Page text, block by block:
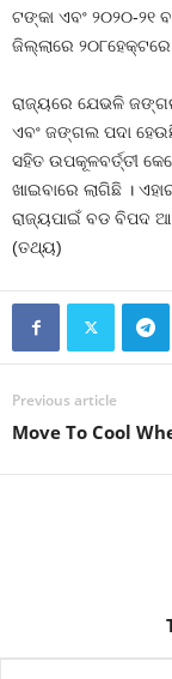
ଟଙ୍କା ଏବଂ ୨୦୨୦-୨୧
ଜିଲ୍ଲାରେ
ରାଜ୍ୟରେ ଯେଭଳି
ଏବଂ ଜଙ୍ଗଲ ପଦା
ସହିତ ଉପକୂଳବର୍ତ୍ତୀ
ଖାଇବାରେ ଲାଗିଛି ।
ରାଜ୍ୟପାଇଁ ବଡ ବିପଦ
(ତଥ୍ୟ)
Previous article
Move To Cool